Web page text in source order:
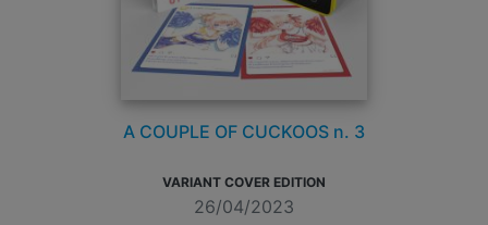
A COUPLE OF CUCKOOS n. 3
VARIANT COVER EDITION
26/04/2023